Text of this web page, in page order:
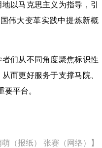
以马克思主义为指导，引
伟大变革实践中提炼新概
们从不同角度聚焦标识性
而更好服务于支撑马院、
平台。
萌（报纸） 张赛（网络）】